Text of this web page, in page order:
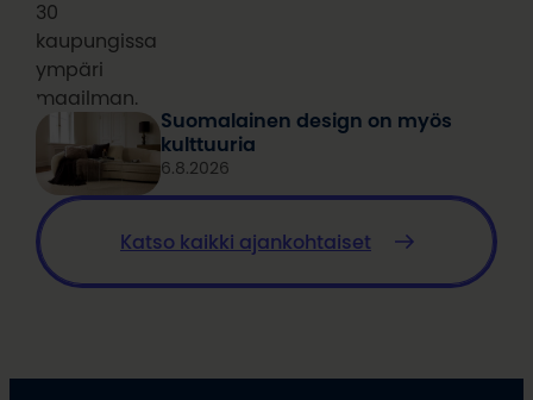
30
kaupungissa
ympäri
maailman.
Suomalainen design on myös
kulttuuria
6.8.2026
Katso kaikki ajankohtaiset